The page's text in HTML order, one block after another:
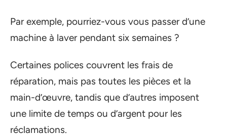
Par exemple, pourriez-vous vous passer d’une
machine à laver pendant six semaines ?
Certaines polices couvrent les frais de
réparation, mais pas toutes les pièces et la
main-d’œuvre, tandis que d’autres imposent
une limite de temps ou d’argent pour les
réclamations.